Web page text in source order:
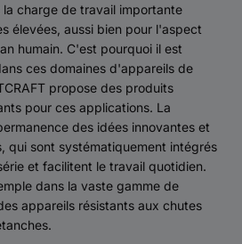
charge de travail importante
élevées, aussi bien pour l'aspect
humain. C'est pourquoi il est
ces domaines d'appareils de
propose des produits
pour ces applications. La
des idées innovantes et
qui sont systématiquement intégrés
et facilitent le travail quotidien.
dans la vaste gamme de
appareils résistants aux chutes